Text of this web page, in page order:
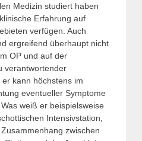
Medizin studiert haben
Erfahrung auf
verfügen. Auch
ergreifend überhaupt nicht
OP und auf der
verantwortender
kann höchstens im
eventueller Symptome
weiß er beispielsweise
Intensivstation,
zwischen